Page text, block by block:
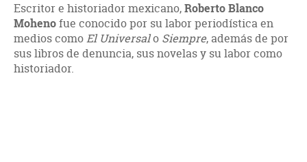
Escritor e historiador mexicano,Roberto Blanco
Mohenofue conocido por su labor periodística en
medios comoEl Universalo Siempre, además de por
sus libros de denuncia, sus novelas y su labor como
historiador.